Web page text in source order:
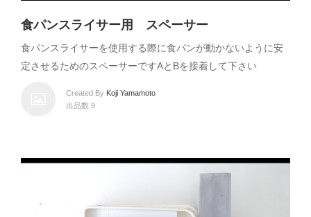
食パンスライサー用 スペーサー
食パンスライサーを使用する際に食パンが動かないように安
定させるためのスペーサーですAとBを接着して下さい
Created By Koji Yamamoto
出品数 9